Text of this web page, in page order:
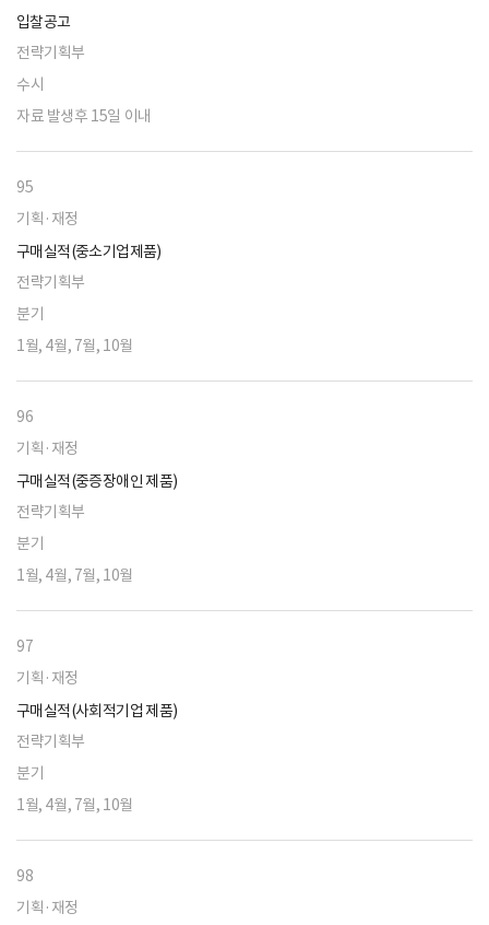
입찰공고
전략기획부
수시
자료 발생후 15일 이내
95
기획·재정
구매실적(중소기업제품)
전략기획부
분기
1월, 4월, 7월, 10월
96
기획·재정
구매실적(중증장애인 제품)
전략기획부
분기
1월, 4월, 7월, 10월
97
기획·재정
구매실적(사회적기업 제품)
전략기획부
분기
1월, 4월, 7월, 10월
98
기획·재정